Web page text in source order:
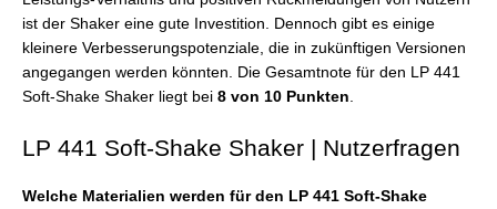
ist der Shaker eine gute Investition. Dennoch gibt es einige
kleinere Verbesserungspotenziale, die in zukünftigen Versionen
angegangen werden könnten. Die Gesamtnote für den LP 441
Soft-Shake Shaker liegt bei 8 von 10 Punkten.
LP 441 Soft-Shake Shaker | Nutzerfragen
Welche Materialien werden für den LP 441 Soft-Shake